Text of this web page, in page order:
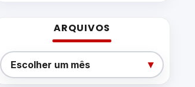
ARQUIVOS
Arquivos
Escolher um mês ▾